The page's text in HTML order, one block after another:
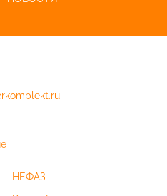
НЕФАЗ